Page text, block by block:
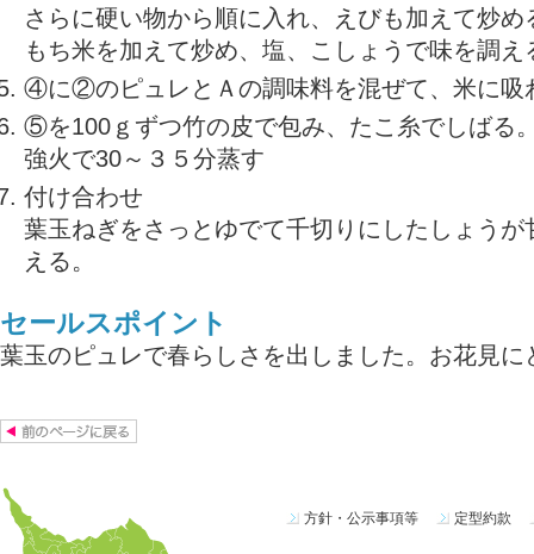
さらに硬い物から順に入れ、えびも加えて炒
もち米を加えて炒め、塩、こしょうで味を調え
④に②のピュレとＡの調味料を混ぜて、米に吸
⑤を100ｇずつ竹の皮で包み、たこ糸でしばる
強火で30～３５分蒸す
付け合わせ
葉玉ねぎをさっとゆでて千切りにしたしょう
える。
セールスポイント
葉玉のピュレで春らしさを出しました。お花見に
方針・公示事項等 定型約款